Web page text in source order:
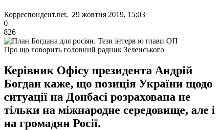
Корреспондент.net, 29 жовтня 2019, 15:03
0
826
Про що говорить головний радник Зеленського
Керівник Офісу президента Андрій
Богдан каже, що позиція України щодо
ситуації на Донбасі розрахована не
тільки на міжнародне середовище, але і
на громадян Росії.